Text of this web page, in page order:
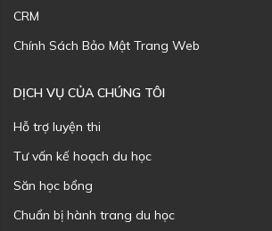
CRM
Chính Sách Bảo Mật Trang Web
DỊCH VỤ CỦA CHÚNG TÔI
Hỗ trợ luyện thi
Tư vấn kế hoạch du học
Săn học bổng
Chuẩn bị hành trang du học